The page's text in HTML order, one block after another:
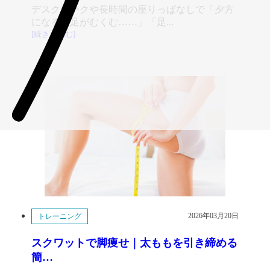
デスクワークや長時間の座りっぱなしで「夕方
になると足がむくむ……」「足...
[続きを読む]
トレーニング 2026年03月20日
スクワットで脚痩せ｜太ももを引き締める
簡…